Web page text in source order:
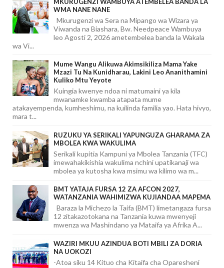
WMA NANE NANE
Mkurugenzi wa Sera na Mipango wa Wizara ya
Viwanda na Biashara, Bw. Needpeace Wambuya
leo Agosti 2, 2026 ametembelea banda la Wakala
wa Vi...
Mume Wangu Alikuwa Akimsikiliza Mama Yake
Mzazi Tu Na Kunidharau, Lakini Leo Ananithamini
Kuliko Mtu Yeyote
Kuingia kwenye ndoa ni matumaini ya kila
mwanamke kwamba atapata mume
atakayempenda, kumheshimu, na kuilinda familia yao. Hata hivyo,
mara t...
RUZUKU YA SERIKALI YAPUNGUZA GHARAMA ZA
MBOLEA KWA WAKULIMA
Serikali kupitia Kampuni ya Mbolea Tanzania (TFC)
imewahakikishia wakulima nchini upatikanaji wa
mbolea ya kutosha kwa msimu wa kilimo wa m...
BMT YATAJA FURSA 12 ZA AFCON 2027,
WATANZANIA WAHIMIZWA KUJIANDAA MAPEMA
Baraza la Michezo la Taifa (BMT) limetangaza fursa
12 zitakazotokana na Tanzania kuwa mwenyeji
mwenza wa Mashindano ya Mataifa ya Afrika A...
WAZIRI MKUU AZINDUA BOTI MBILI ZA DORIA
NA UOKOZI
-Atoa siku 14 Kituo cha Kitaifa cha Oparesheni